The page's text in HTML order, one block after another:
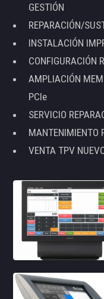
GESTIÓN
REPARACIÓN/
INSTALACIÓN
CONFIGURACIÓN
AMPLIACIÓN
PCIe
SERVICIO
MANTENIMIENTO
VENTA TPV